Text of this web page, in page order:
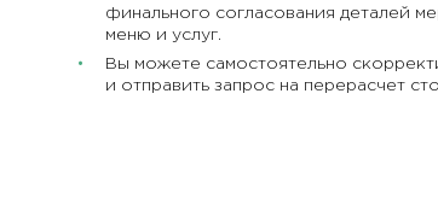
финального согласования деталей
меню и услуг.
Вы можете самостоятельно
и отправить запрос на перерасчет